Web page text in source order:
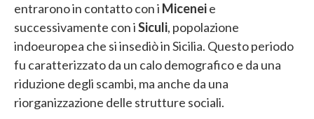
entrarono in contatto con i Miceneie
successivamente con iSiculi, popolazione
indoeuropea che si insediò in Sicilia. Questo periodo
fu caratterizzato da un calo demografico e da una
riduzione degli scambi, ma anche da una
riorganizzazione delle strutture sociali.